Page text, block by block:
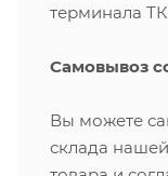
терминала
Самовывоз
Вы можете
склада